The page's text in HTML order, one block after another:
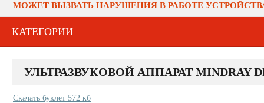
МОЖЕТ ВЫЗВАТЬ НАРУШЕНИЯ В РАБОТЕ
КАТЕГОРИИ
УЛЬТРАЗВУКОВОЙ АППАРАТ MINDRAY
Скачать буклет 572 кб